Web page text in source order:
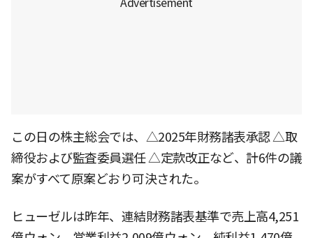
この日の株主総会では、△2025年財務諸表承認 △取
締役および監査委員選任 △定款改正など、計6件の議
案がすべて原案どおり可決された。
ヒューゼルは昨年、連結財務諸表基準で売上高4,251